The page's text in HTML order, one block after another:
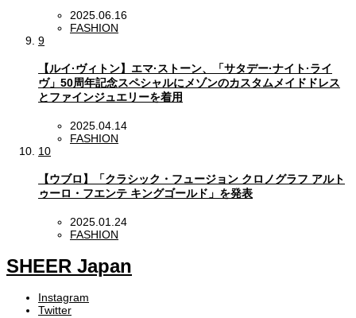
2025.06.16
FASHION
9
【ルイ·ヴィトン】エマ·ストーン、「サタデー·ナイト·ライ
ヴ」50周年記念スペシャルにメゾンのカスタムメイドドレス
とファインジュエリーを着用
2025.04.14
FASHION
10
【ウブロ】「クラシック・フュージョン クロノグラフ アルト
ゥーロ・フエンテ キングゴールド」を発表
2025.01.24
FASHION
SHEER Japan
Instagram
Twitter